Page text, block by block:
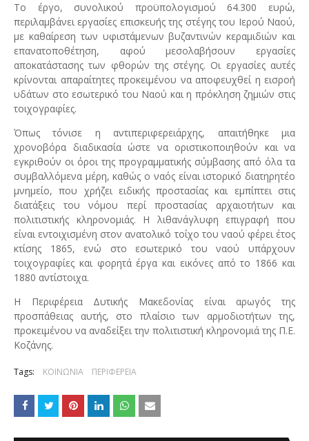
Το έργο, συνολικού προϋπολογισμού 64.300 ευρώ,
περιλαμβάνει εργασίες επισκευής της στέγης του Ιερού Ναού,
με καθαίρεση των υφιστάμενων βυζαντινών κεραμιδιών και
επανατοποθέτηση, αφού μεσολαβήσουν εργασίες
αποκατάστασης των φθορών της στέγης. Οι εργασίες αυτές
κρίνονται απαραίτητες προκειμένου να αποφευχθεί η εισροή
υδάτων στο εσωτερικό του Ναού και η πρόκληση ζημιών στις
τοιχογραφίες.
Όπως τόνισε η αντιπεριφερειάρχης, απαιτήθηκε μια
χρονοβόρα διαδικασία ώστε να οριστικοποιηθούν και να
εγκριθούν οι όροι της προγραμματικής σύμβασης από όλα τα
συμβαλλόμενα μέρη, καθώς ο ναός είναι ιστορικό διατηρητέο
μνημείο, που χρήζει ειδικής προστασίας και εμπίπτει στις
διατάξεις του νόμου περί προστασίας αρχαιοτήτων και
πολιτιστικής κληρονομιάς. Η λιθανάγλυφη επιγραφή που
είναι εντοιχισμένη στον ανατολικό τοίχο του ναού φέρει έτος
κτίσης 1865, ενώ στο εσωτερικό του ναού υπάρχουν
τοιχογραφίες και φορητά έργα και εικόνες από το 1866 και
1880 αντίστοιχα.
Η Περιφέρεια Δυτικής Μακεδονίας είναι αρωγός της
προσπάθειας αυτής, στο πλαίσιο των αρμοδιοτήτων της,
προκειμένου να αναδείξει την πολιτιστική κληρονομιά της Π.Ε.
Κοζάνης.
Tags: ΚΟΙΝΩΝΙΑ ΠΕΡΙΦΕΡΕΙΑ